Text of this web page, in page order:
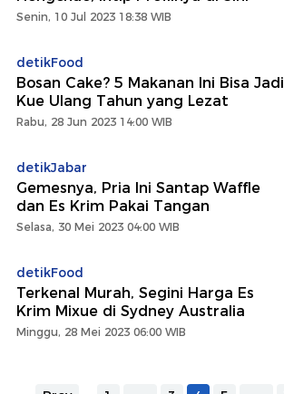
Senin, 10 Jul 2023 18:38 WIB
detikFood
Bosan Cake? 5 Makanan Ini Bisa Jadi
Kue Ulang Tahun yang Lezat
Rabu, 28 Jun 2023 14:00 WIB
detikJabar
Gemesnya, Pria Ini Santap Waffle
dan Es Krim Pakai Tangan
Selasa, 30 Mei 2023 04:00 WIB
detikFood
Terkenal Murah, Segini Harga Es
Krim Mixue di Sydney Australia
Minggu, 28 Mei 2023 06:00 WIB